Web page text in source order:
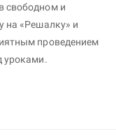
свободном и
на «Решалку» и
проведением
уроками.